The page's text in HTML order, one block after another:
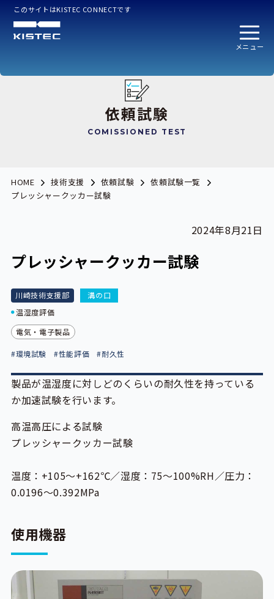
このサイトはKISTEC CONNECTです
メニュー
依頼試験
COMISSIONED TEST
HOME 技術支援 依頼試験
依頼試験一覧
プレッシャークッカー試験
2024年8月21日
プレッシャークッカー試験
川崎技術支援部
溝の口
温湿度評価
電気・電子製品
#環境試験 #性能評価 #耐久性
製品が温湿度に対しどのくらいの耐久性を持っている
か加速試験を行います。
高温高圧による試験
プレッシャークッカー試験
温度：+105～+162℃／湿度：75～100%RH／圧力：
0.0196～0.392MPa
使用機器